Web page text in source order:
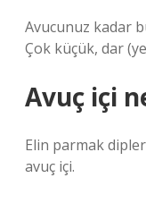
Avucunuz kadar
Çok küçük, dar
Avuç içi
Elin parmak
avuç içi.